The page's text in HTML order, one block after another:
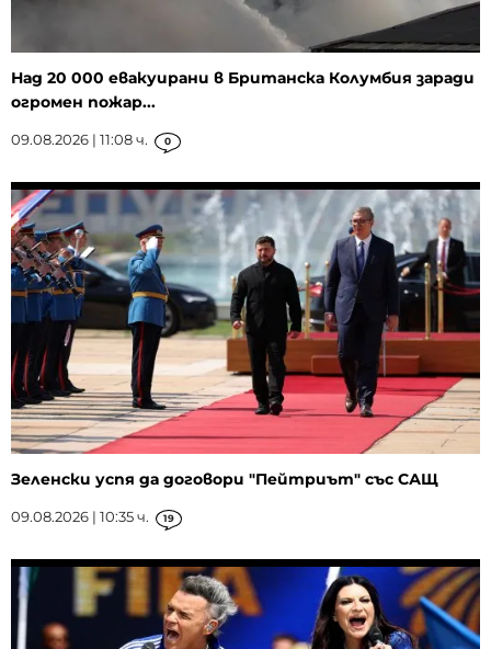
Над 20 000 евакуирани в Британска Колумбия заради
огромен пожар...
09.08.2026 | 11:08 ч. 0
Зеленски успя да договори "Пейтриът" със САЩ
09.08.2026 | 10:35 ч. 19